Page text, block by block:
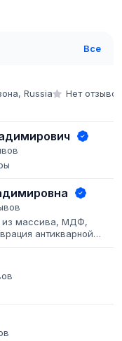
Все
Russia
Нет отзывов
из массива, МДФ,
антикварной